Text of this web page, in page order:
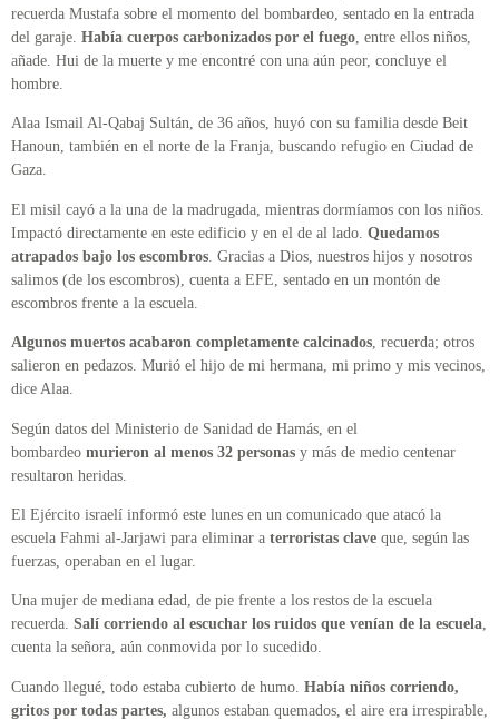
recuerda Mustafa sobre el momento del bombardeo, sentado en la entrada
del garaje. Había cuerpos carbonizados por el fuego , entre ellos niños,
añade. Hui de la muerte y me encontré con una aún peor, concluye el
hombre.
Alaa Ismail Al-Qabaj Sultán, de 36 años, huyó con su familia desde Beit
Hanoun, también en el norte de la Franja, buscando refugio en Ciudad de
Gaza.
El misil cayó a la una de la madrugada, mientras dormíamos con los niños.
Impactó directamente en este edificio y en el de al lado. Quedamos
atrapados bajo los escombros . Gracias a Dios, nuestros hijos y nosotros
salimos (de los escombros), cuenta a EFE, sentado en un montón de
escombros frente a la escuela.
Algunos muertos acabaron completamente calcinados, recuerda; otros
salieron en pedazos. Murió el hijo de mi hermana, mi primo y mis vecinos,
dice Alaa.
Según datos del Ministerio de Sanidad de Hamás, en el
bombardeo murieron al menos 32 personas y más de medio centenar
resultaron heridas.
El Ejército israelí informó este lunes en un comunicado que atacó la
escuela Fahmi al-Jarjawi para eliminar a terroristas clave que, según las
fuerzas, operaban en el lugar.
Una mujer de mediana edad, de pie frente a los restos de la escuela
recuerda. Salí corriendo al escuchar los ruidos que venían de la escuela,
cuenta la señora, aún conmovida por lo sucedido.
Cuando llegué, todo estaba cubierto de humo. Había niños corriendo,
gritos por todas partes, algunos estaban quemados, el aire era irrespirable,